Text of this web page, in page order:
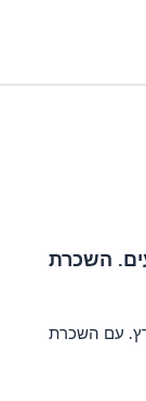
השכרת
עם השכרת